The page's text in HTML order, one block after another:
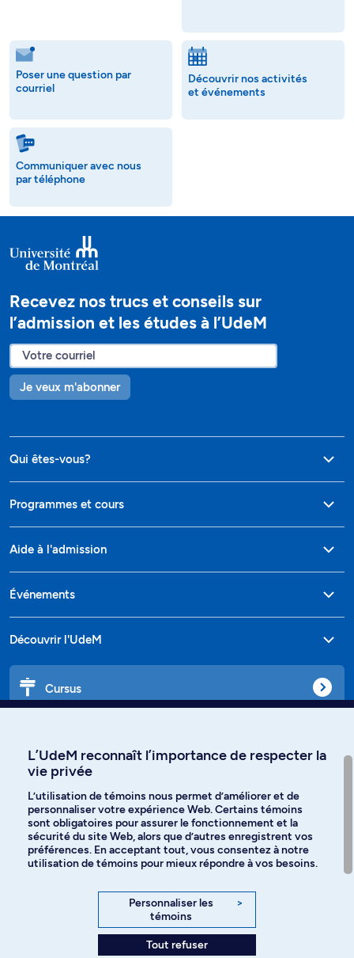
Poser une question par
courriel
Découvrir nos activités
et événements
Communiquer avec nous
par téléphone
Recevez nos trucs et conseils sur
l’admission et les études à l’UdeM
Je veux m'abonner
Qui êtes-vous?
Programmes et cours
Aide à l'admission
Événements
Découvrir l'UdeM
Cursus
Langues
Facebook Instagram
YouTube
L’UdeM reconnaît l’importance de respecter la
vie privée
L’utilisation de témoins nous permet d’améliorer et de
personnaliser votre expérience Web. Certains témoins
sont obligatoires pour assurer le fonctionnement et la
sécurité du site Web, alors que d’autres enregistrent vos
préférences. En acceptant tout, vous consentez à notre
utilisation de témoins pour mieux répondre à vos besoins.
Personnaliser les
témoins
>
Tout refuser